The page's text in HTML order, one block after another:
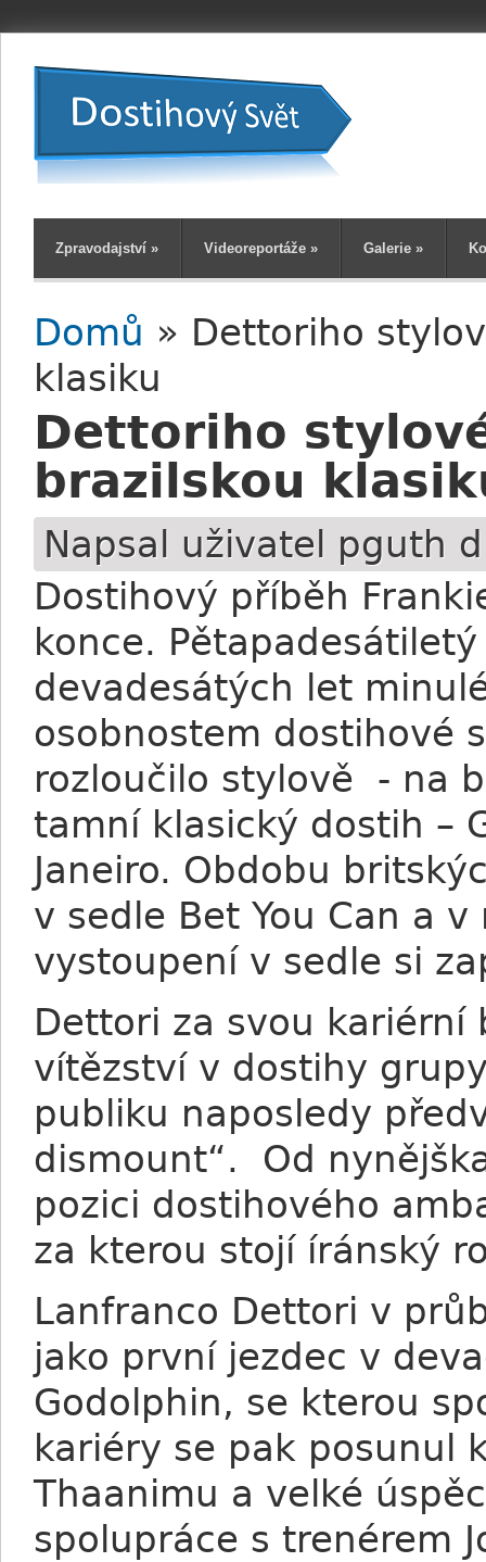
Zpravodajství » Videoreportáže » Galerie »
Jste zde
Domů » Dettoriho
klasiku
Dettoriho
brazilskou
Napsal uživatel pguth
Dostihový příběh
konce.
devadesátých let
osobnostem dostihové
rozloučilo stylově - na
tamní klasický dostih –
Janeiro. Obdobu
v sedle Bet You Can a
vystoupení v sedle si
Dettori za svou
vítězství v dostihy
publiku naposledy
dismount“. Od
pozici dostihového
za kterou stojí íránský
Lanfranco Dettori v
jako první jezdec v
Godolphin, se kterou
kariéry se pak posunul
Thaanimu a velké
spolupráce s trenérem